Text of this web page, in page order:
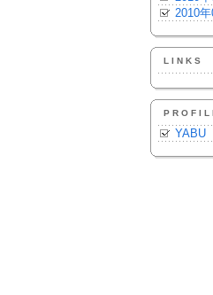
2010年
LINKS
YABU